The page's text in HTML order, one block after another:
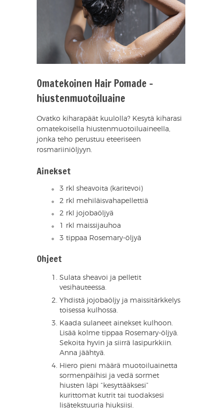
Omatekoinen Hair Pomade -
hiustenmuotoiluaine
Ovatko kiharapäät kuulolla? Kesytä kiharasi
omatekoisella hiustenmuotoiluaineella,
jonka teho perustuu eteeriseen
rosmariiniöljyyn.
Ainekset
3 rkl sheavoita (karitevoi)
2 rkl mehiläisvahapellettiä
2 rkl jojobaöljyä
1 rkl maissijauhoa
3 tippaa Rosemary-öljyä
Ohjeet
Sulata sheavoi ja pelletit
vesihauteessa.
Yhdistä jojobaöljy ja maissitärkkelys
toisessa kulhossa.
Kaada sulaneet ainekset kulhoon.
Lisää kolme tippaa Rosemary-öljyä.
Sekoita hyvin ja siirrä lasipurkkiin.
Anna jäähtyä.
Hiero pieni määrä muotoiluainetta
sormenpäihisi ja vedä sormet
hiusten läpi “kesyttääksesi”
kurittomat kutrit tai tuodaksesi
lisätekstuuria hiuksiisi.